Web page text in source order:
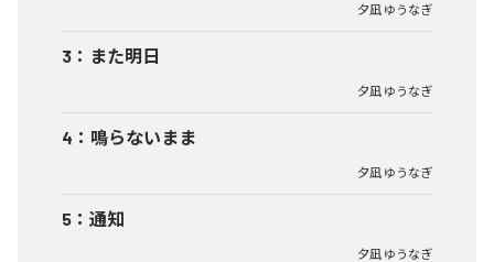
夕凪 ゆうなぎ
3 ： また明日
夕凪 ゆうなぎ
4 ： 鳴らないまま
夕凪 ゆうなぎ
5 ： 通知
夕凪 ゆうなぎ